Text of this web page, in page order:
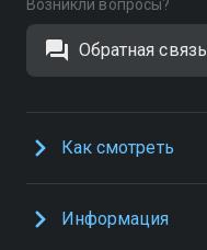
Возникли вопросы?
Обратная связь
Как смотреть
Информация